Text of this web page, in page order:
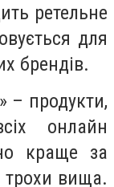
ретельне
для
брендів.
– продукти,
онлайн
краще за
трохи вища.